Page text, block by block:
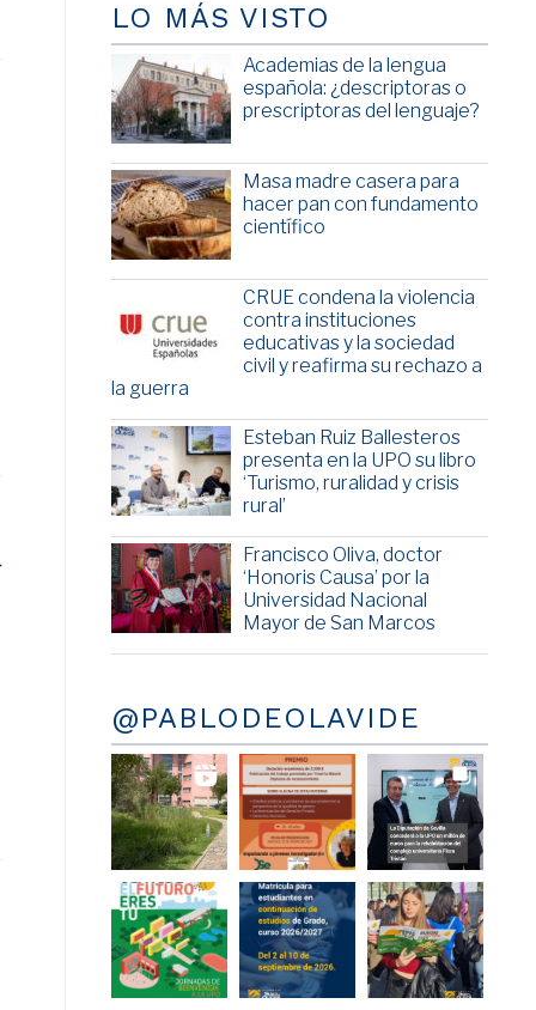
LO MÁS VISTO
Academias de la lengua
española: ¿descriptoras o
prescriptoras del lenguaje?
Masa madre casera para
hacer pan con fundamento
científico
CRUE condena la violencia
contra instituciones
educativas y la sociedad
civil y reafirma su rechazo a
la guerra
Esteban Ruiz Ballesteros
presenta en la UPO su libro
‘Turismo, ruralidad y crisis
rural’
Francisco Oliva, doctor
‘Honoris Causa’ por la
Universidad Nacional
Mayor de San Marcos
@PABLODEOLAVIDE